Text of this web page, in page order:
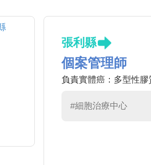
張利縣
個案管理師
負責實體癌：多型性
#細胞治療中心